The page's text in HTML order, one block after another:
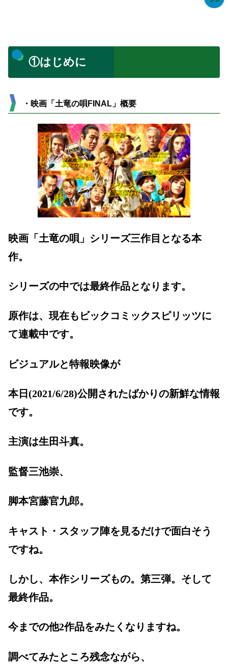
①はじめに
・映画「土竜の唄FINAL」概要
映画「土竜の唄」シリーズ三作目となる本
作。
シリーズの中では最終作品となります。
原作は、現在もビックコミックスピリッツに
て連載中です。
ビジュアルと特報映像が
本日(2021/6/28)公開されたばかりの新鮮な情報
です。
主演は生田斗真。
監督三池崇、
脚本宮藤官九郎。
キャスト・スタッフ陣を見るだけで面白そう
ですね。
しかし、本作シリーズもの。第三弾。そして
最終作品。
今までの他2作品をみたくなりますね。
調べてみたところ残念ながら、